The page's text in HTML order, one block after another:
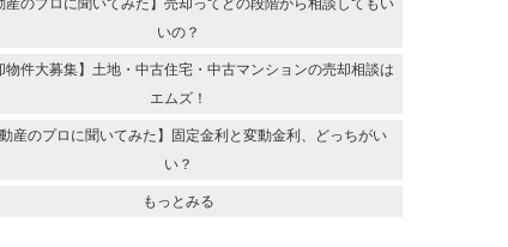
産のプロに聞いてみた】売却ってどの段階から相談してもい
いの？
物件大募集】土地・中古住宅・中古マンションの売却相談は
エムズ！
動産のプロに聞いてみた】固定金利と変動金利、どっちがい
い？
もっとみる